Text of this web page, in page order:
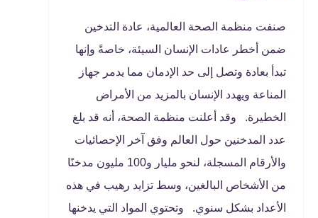
صنفت منظمة الصحة العالمية، عادة التدخين
ضمن أخطر عادات الإنسان السيئة، خاصةً وإنها
تبدأ بعادة وتصل إلى حد الإدمان مما يدمر جهاز
المناعة ويهدد الإنسان بالمزيد من الأمراض
الخطيرة. وقد أعلنت منظمة الصحة، أنه قد بلغ
عدد المدخنين حول العالم وفق آخر الإحصائيات
والأرقام المسجلة، لنحو مليار و100 مليون مدخنًا
من الأشخاص البالغين، وسط تزايد رهيب في هذه
الأعداد بشكل سنوي. وتحتوي المواد التي يدخنها